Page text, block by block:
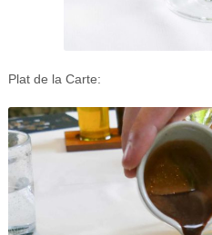
Plat de la Carte: